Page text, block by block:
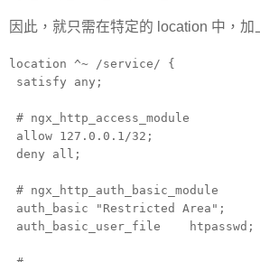
因此，就只需在特定的 location 中，加
location ^~ /service/ {
satisfy any;
# ngx_http_access_module
allow 127.0.0.1/32;
deny all;
# ngx_http_auth_basic_module
auth_basic "Restricted Area";
auth_basic_user_file htpasswd;